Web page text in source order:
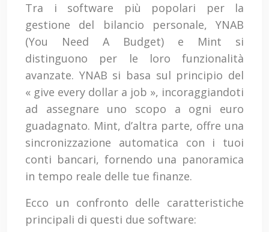
Tra i software più popolari per la
gestione del bilancio personale, YNAB
(You Need A Budget) e Mint si
distinguono per le loro funzionalità
avanzate. YNAB si basa sul principio del
« give every dollar a job », incoraggiandoti
ad assegnare uno scopo a ogni euro
guadagnato. Mint, d’altra parte, offre una
sincronizzazione automatica con i tuoi
conti bancari, fornendo una panoramica
in tempo reale delle tue finanze.
Ecco un confronto delle caratteristiche
principali di questi due software: